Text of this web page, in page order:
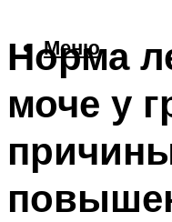
Меню
Норма
моче у